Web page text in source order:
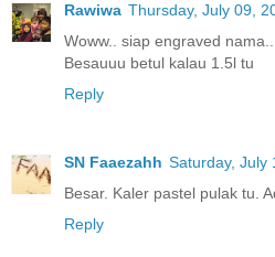
Rawiwa Thursday, July 09,
Woww.. siap engraved
Besauuu betul kalau 1.5l tu
Reply
SN Faaezahh Saturday, July
Besar. Kaler pastel pulak tu.
Reply